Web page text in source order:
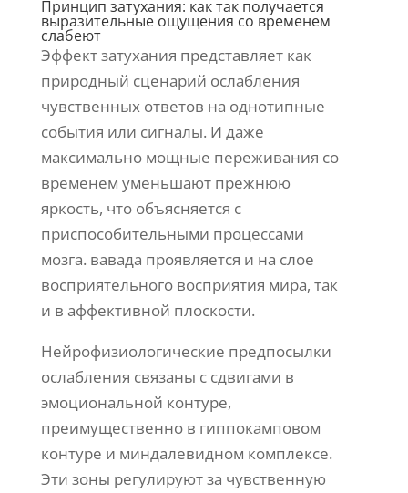
Принцип затухания: как так получается
выразительные ощущения со временем
слабеют
Эффект затухания представляет как
природный сценарий ослабления
чувственных ответов на однотипные
события или сигналы. И даже
максимально мощные переживания со
временем уменьшают прежнюю
яркость, что объясняется с
приспособительными процессами
мозга. вавада проявляется и на слое
восприятельного восприятия мира, так
и в аффективной плоскости.
Нейрофизиологические предпосылки
ослабления связаны с сдвигами в
эмоциональной контуре,
преимущественно в гиппокамповом
контуре и миндалевидном комплексе.
Эти зоны регулируют за чувственную